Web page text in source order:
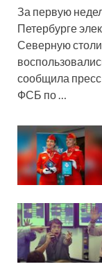
За первую
Петербурге
Северную
сообщила
ФСБ по …